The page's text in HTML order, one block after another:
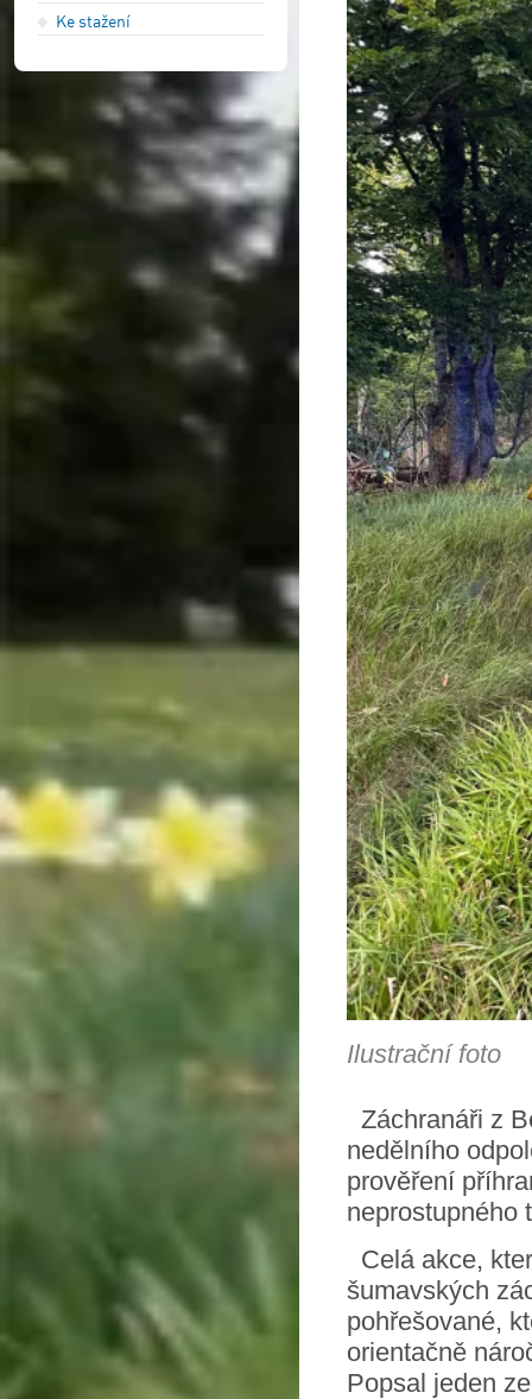
Ke stažení
Ilustrační foto
Záchranáři z
nedělního
prověření
neprostupného
Celá akce,
šumavských
pohřešované,
orientačně
Popsal jeden